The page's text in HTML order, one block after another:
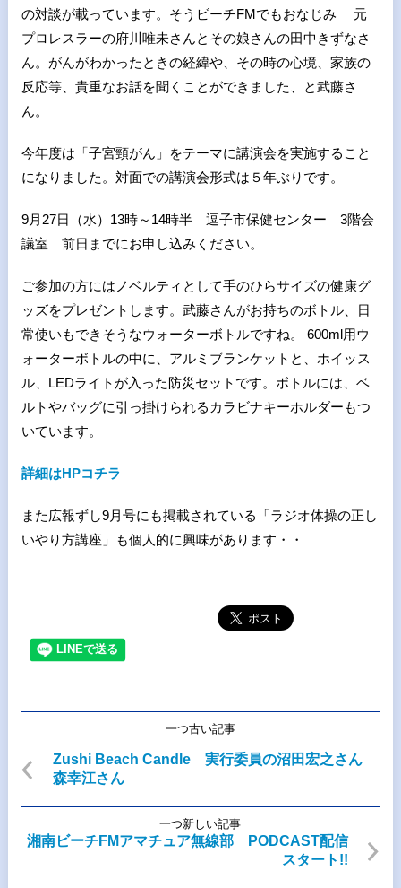
の対談が載っています。そうビーチFMでもおなじみ 元
プロレスラーの府川唯未さんとその娘さんの田中きずなさ
ん。がんがわかったときの経緯や、その時の心境、家族の
反応等、貴重なお話を聞くことができました、と武藤さ
ん。
今年度は「子宮頸がん」をテーマに講演会を実施すること
になりました。対面での講演会形式は５年ぶりです。
9月27日（水）13時～14時半 逗子市保健センター 3階会
議室 前日までにお申し込みください。
ご参加の方にはノベルティとして手のひらサイズの健康グ
ッズをプレゼントします。武藤さんがお持ちのボトル、日
常使いもできそうなウォーターボトルですね。 600ml用ウ
ォーターボトルの中に、アルミブランケットと、ホイッス
ル、LEDライトが入った防災セットです。ボトルには、ベ
ルトやバッグに引っ掛けられるカラビナキーホルダーもつ
いています。
詳細はHPコチラ
また広報ずし9月号にも掲載されている「ラジオ体操の正し
いやり方講座」も個人的に興味があります・・
一つ古い記事
Zushi Beach Candle 実行委員の沼田宏之さん
森幸江さん
一つ新しい記事
湘南ビーチFMアマチュア無線部 PODCAST配信
スタート!!